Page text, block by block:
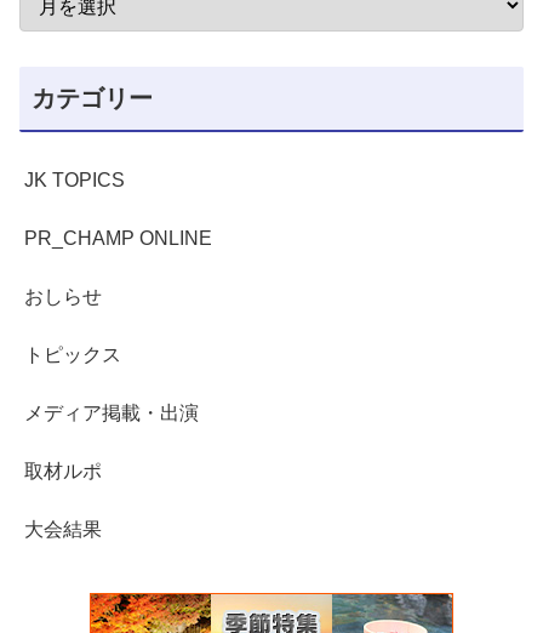
カテゴリー
JK TOPICS
PR_CHAMP ONLINE
おしらせ
トピックス
メディア掲載・出演
取材ルポ
大会結果